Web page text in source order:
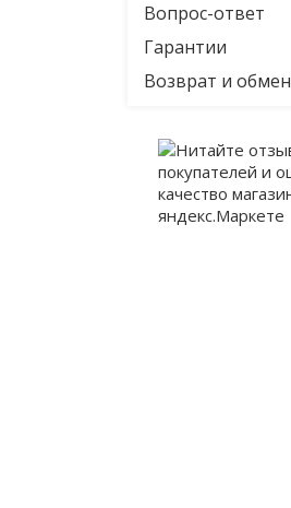
Вопрос-ответ
Гарантии
Возврат и обмен